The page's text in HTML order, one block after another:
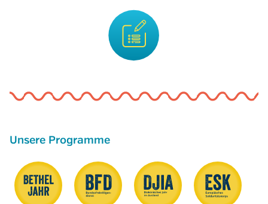
Unsere Programme